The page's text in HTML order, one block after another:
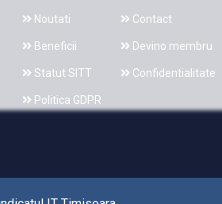
Noutati Contact
Beneficii Devino membru
Statut SITT Confidentialitate
Politica GDPR